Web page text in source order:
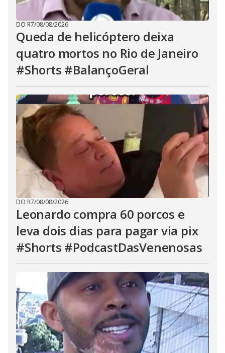
DO R7/08/08/2026
Queda de helicóptero deixa
quatro mortos no Rio de Janeiro
#Shorts #BalançoGeral
DO R7/08/08/2026
Leonardo compra 60 porcos e
leva dois dias para pagar via pix
#Shorts #PodcastDasVenenosas